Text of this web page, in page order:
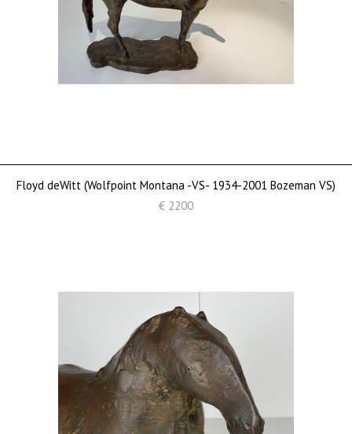
Floyd deWitt (Wolfpoint Montana -VS- 1934-2001 Bozeman VS)
€ 2200